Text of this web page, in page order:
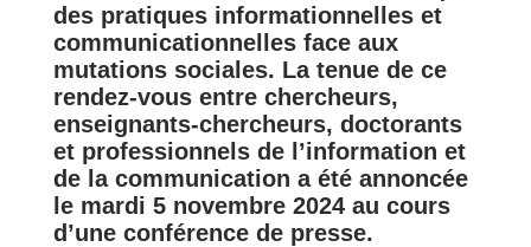
des pratiques informationnelles et
communicationnelles face aux
mutations sociales. La tenue de ce
rendez-vous entre chercheurs,
enseignants-chercheurs, doctorants
et professionnels de l’information et
de la communication a été annoncée
le mardi 5 novembre 2024 au cours
d’une conférence de presse.